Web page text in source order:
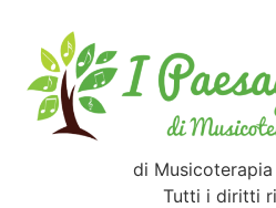
di
Tutti i diritti